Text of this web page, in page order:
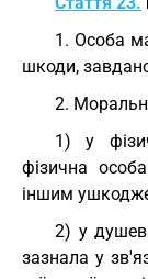
1. Особа
шкоди,
2.
1) у
фізична
іншим
2) у
зазнала у